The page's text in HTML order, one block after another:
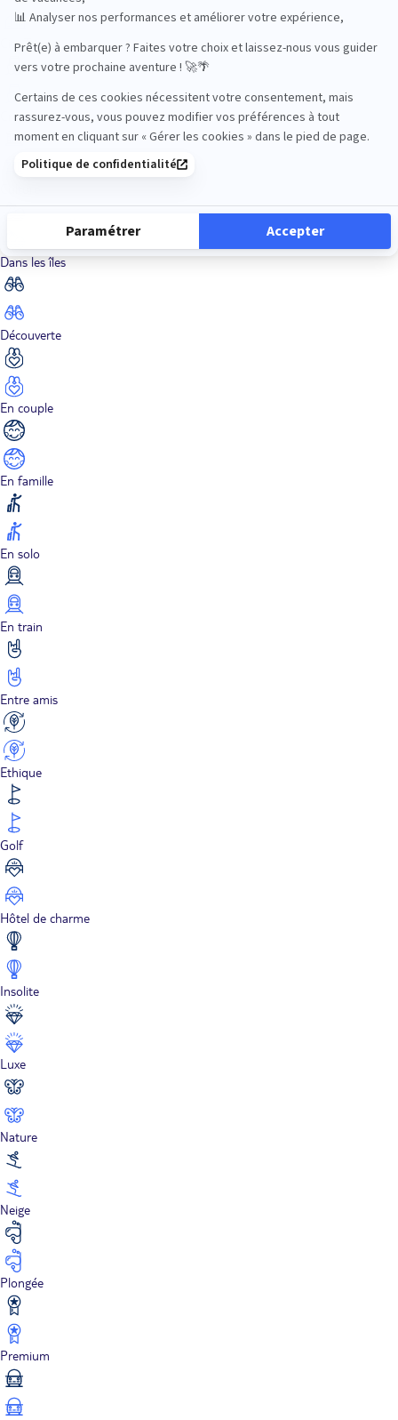
City Trips
Croisières
Dans les îles
Découverte
En couple
En famille
En solo
En train
Entre amis
Ethique
Golf
Hôtel de charme
Insolite
Luxe
Nature
Neige
Plongée
Premium